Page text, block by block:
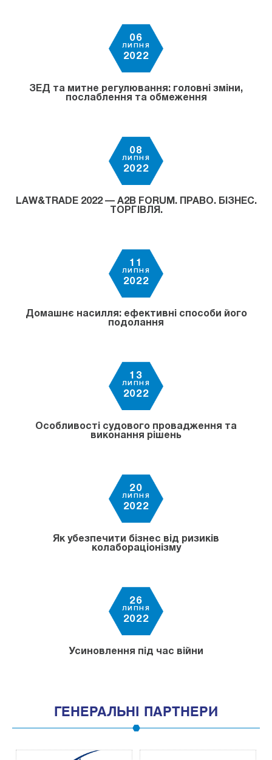
06
ЛИПНЯ
2022
ЗЕД та митне регулювання: головні зміни,
послаблення та обмеження
08
ЛИПНЯ
2022
LAW&TRADE 2022 — A2B FORUM. ПРАВО. БІЗНЕС.
ТОРГІВЛЯ.
11
ЛИПНЯ
2022
Домашнє насилля: ефективні способи його
подолання
13
ЛИПНЯ
2022
Особливості судового провадження та
виконання рішень
20
ЛИПНЯ
2022
Як убезпечити бізнес від ризиків
колабораціонізму
26
ЛИПНЯ
2022
Усиновлення під час війни
ГЕНЕРАЛЬНІ ПАРТНЕРИ